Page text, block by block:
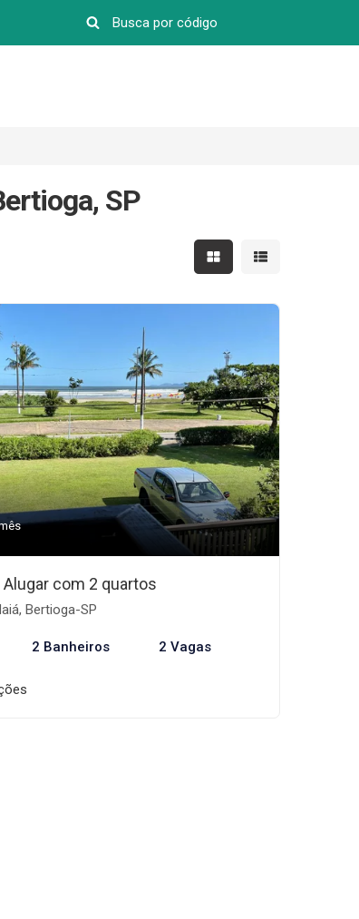
SP
Mostrar resultados em
Mostrar
Alugar com 2 quartos
Bertioga-SP
2 Banheiros 2 Vagas